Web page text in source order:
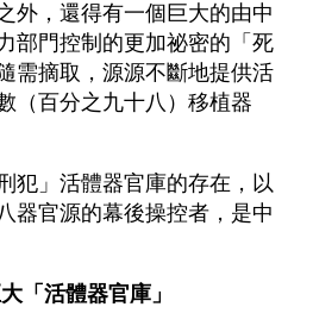
外，還得有一個巨大的由中
部門控制的更加祕密的「死
需摘取，源源不斷地提供活
（百分之九十八）移植器
犯」活體器官庫的存在，以
器官源的幕後操控者，是中
「活體器官庫」